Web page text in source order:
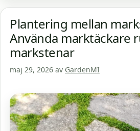
Plantering mellan
Använda marktäckare
markstenar
maj 29, 2026 av GardenMI